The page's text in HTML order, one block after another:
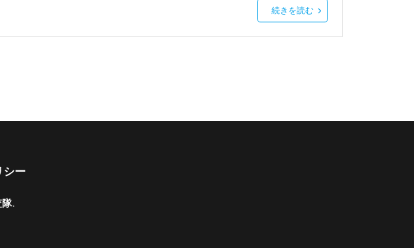
続きを読む
シー
隊.